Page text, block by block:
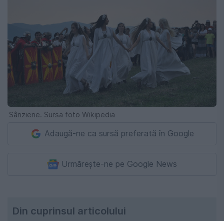
Sânziene. Sursa foto Wikipedia
Adaugă-ne ca sursă preferată în Google
Urmărește-ne pe Google News
Din cuprinsul articolului